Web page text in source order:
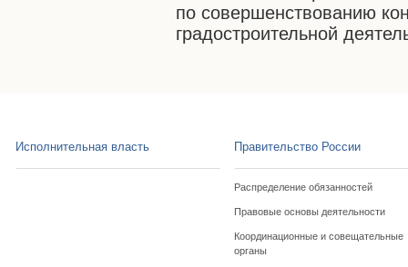
по совершенствованию
градостроительной
Исполнительная власть Правительство России
Распределение обязанностей
Правовые основы деятельности
Координационные и совещательные
органы